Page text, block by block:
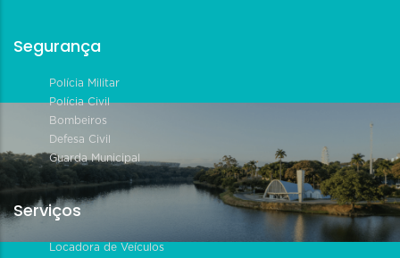
Segurança
Polícia Militar
Polícia Civil
Bombeiros
Defesa Civil
Guarda Municipal
Serviços
Locadora de Veículos